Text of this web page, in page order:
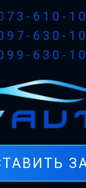
610-
630-
630-